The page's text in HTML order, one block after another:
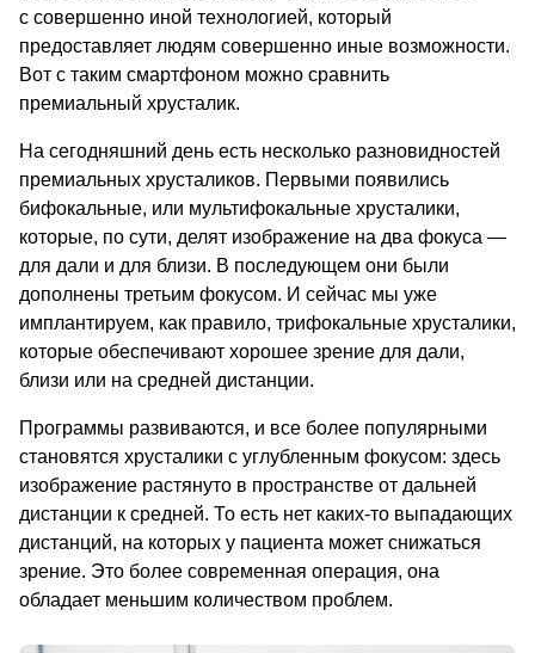
с совершенно иной технологией, который
предоставляет людям совершенно иные возможности.
Вот с таким смартфоном можно сравнить
премиальный хрусталик.
На сегодняшний день есть несколько разновидностей
премиальных хрусталиков. Первыми появились
бифокальные, или мультифокальные хрусталики,
которые, по сути, делят изображение на два фокуса —
для дали и для близи. В последующем они были
имплантируем, как правило, трифокальные хрусталики,
которые обеспечивают хорошее зрение для дали,
близи или на средней дистанции.
Программы развиваются, и все более популярными
становятся хрусталики с углубленным фокусом: здесь
изображение растянуто в пространстве от дальней
дистанции к средней. То есть нет каких-то выпадающих
дистанций, на которых у пациента может снижаться
зрение. Это более современная операция, она
обладает меньшим количеством проблем.